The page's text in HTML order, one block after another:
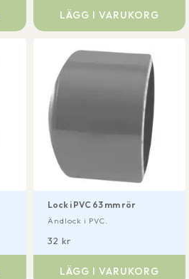
LÄGG I VARUKORG
Lock i PVC 63 mm rör
32 kr
Ändlock i PVC.
LÄGG I VARUKORG